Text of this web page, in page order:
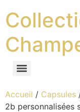
Accueil / Capsules
2b personnalisées